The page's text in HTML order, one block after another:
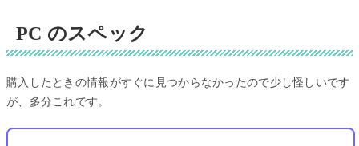
PC のスペック
購入したときの情報がすぐに見つからなかったので少し怪しいです
が、多分これです。